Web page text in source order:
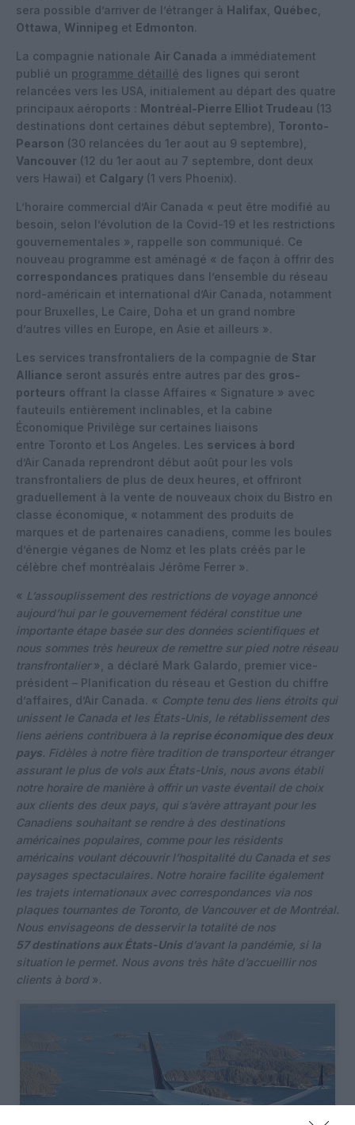
sera possible d’arriver de l’étranger à Halifax Québec
Ottawa Winnipeg et Edmonton.
La compagnie nationale Air Canada a immédiatement
publié un programme détaillé des lignes qui seront
relancées vers les USA, initialement au départ des quatre
principaux aéroports : Montréal-Pierre Elliot Trudeau (13
destinations dont certaines début septembre), Toronto-
Pearson (30 relancées du 1er aout au 9 septembre),
Vancouver (12 du 1er aout au 7 septembre, dont deux
vers Hawaï) et Calgary (1 vers Phoenix).
L’horaire commercial d’Air Canada « peut être modifié au
besoin, selon l’évolution de la Covid-19 et les restrictions
gouvernementales », rappelle son communiqué. Ce
nouveau programme est aménagé « de façon à offrir des
correspondances pratiques dans l’ensemble du réseau
nord-américain et international d’Air Canada, notamment
pour Bruxelles, Le Caire, Doha et un grand nombre
d’autres villes en Europe, en Asie et ailleurs ».
Les services transfrontaliers de la compagnie de Star
Alliance seront assurés entre autres par des gros-
porteurs offrant la classe Affaires « Signature » avec
fauteuils entièrement inclinables, et la cabine
Économique Privilège sur certaines liaisons
entre Toronto et Los Angeles. Les services à bord
d’Air Canada reprendront début août pour les vols
transfrontaliers de plus de deux heures, et offriront
graduellement à la vente de nouveaux choix du Bistro en
classe économique, « notamment des produits de
marques et de partenaires canadiens, comme les boules
d’énergie véganes de Nomz et les plats créés par le
célèbre chef montréalais Jérôme Ferrer ».
« L’assouplissement des restrictions de voyage annoncé
aujourd’hui par le gouvernement fédéral constitue une
importante étape basée sur des données scientifiques et
nous sommes très heureux de remettre sur pied notre réseau
transfrontalier», a déclaré Mark Galardo, premier vice-
président – Planification du réseau et Gestion du chiffre
d’affaires, d’Air Canada. « Compte tenu des liens étroits qui
unissent le Canada et les États-Unis, le rétablissement des
liens aériens contribuera à la reprise économique des deux
pays. Fidèles à notre fière tradition de transporteur étranger
assurant le plus de vols aux États-Unis, nous avons établi
notre horaire de manière à offrir un vaste éventail de choix
aux clients des deux pays, qui s’avère attrayant pour les
Canadiens souhaitant se rendre à des destinations
américaines populaires, comme pour les résidents
américains voulant découvrir l’hospitalité du Canada et ses
paysages spectaculaires. Notre horaire facilite également
les trajets internationaux avec correspondances via nos
plaques tournantes de Toronto, de Vancouver et de Montréal.
Nous envisageons de desservir la totalité de nos
57 destinations aux États-Unis d’avant la pandémie, si la
situation le permet. Nous avons très hâte d’accueillir nos
clients à bord».